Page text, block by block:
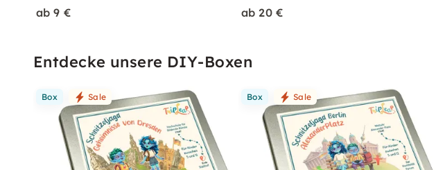
ab 9 € ab 20 €
Entdecke unsere DIY-Boxen
Box Sale Box Sale